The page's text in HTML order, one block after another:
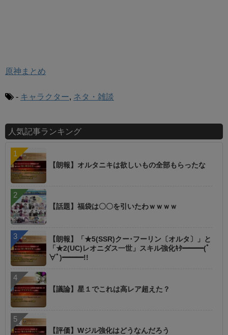
原神まとめ
- キャラクター, ネタ・雑談
人気記事ランキング
【朗報】オルタニキは欲しいもの全部もらったな
【話題】福袋は〇〇を引いたわｗｗｗｗ
【朗報】「★5(SSR)クー･フーリン〔オルタ〕」と
「★2(UC)レオニダス一世」スキル強化ｷﾀ━━━(ﾟ
∀ﾟ)━━━!!
【議論】星１でこれは高レア超えた？
【評価】Wジル強化はどうなんだろう